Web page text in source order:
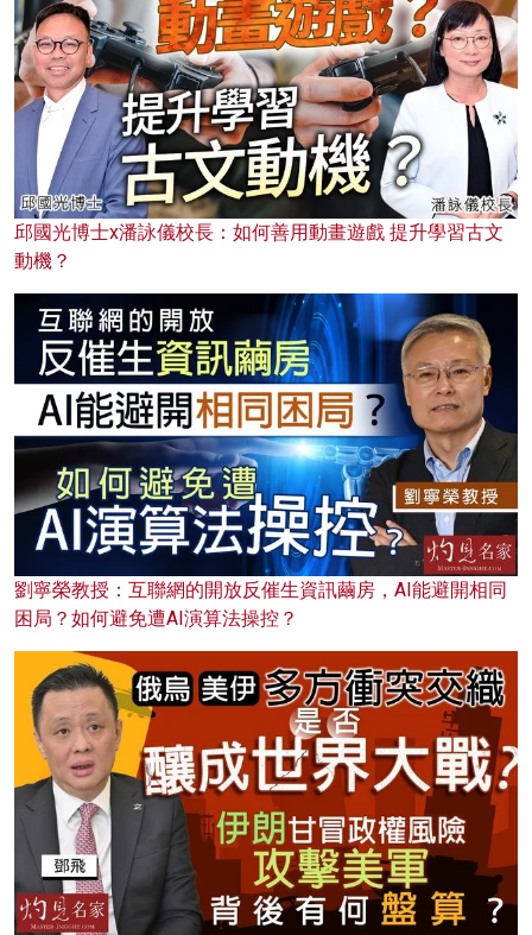
邱國光博士x潘詠儀校長：如何善用動畫遊戲 提升學習古文
動機？
劉寧榮教授：互聯網的開放反催生資訊繭房，AI能避開相同
困局？如何避免遭AI演算法操控？